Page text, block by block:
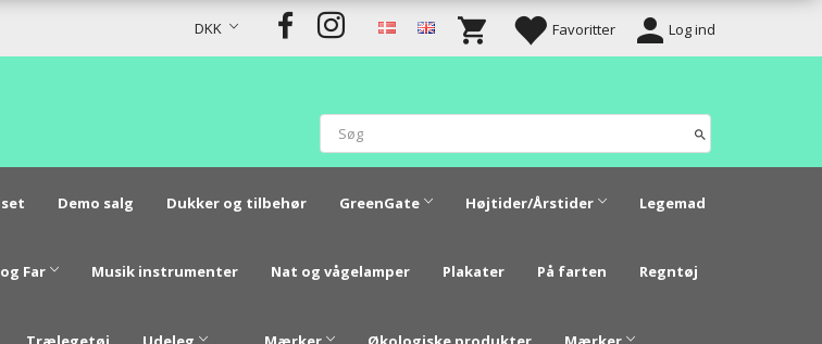
Favoritter Log ind
DKK
Demo salg Dukker og tilbehør GreenGate Højtider/Årstider Legemad
Far Musik instrumenter Nat og vågelamper Plakater På farten Regntøj
Trælegetøj Udeleg Mærker Økologiske produkter Mærker